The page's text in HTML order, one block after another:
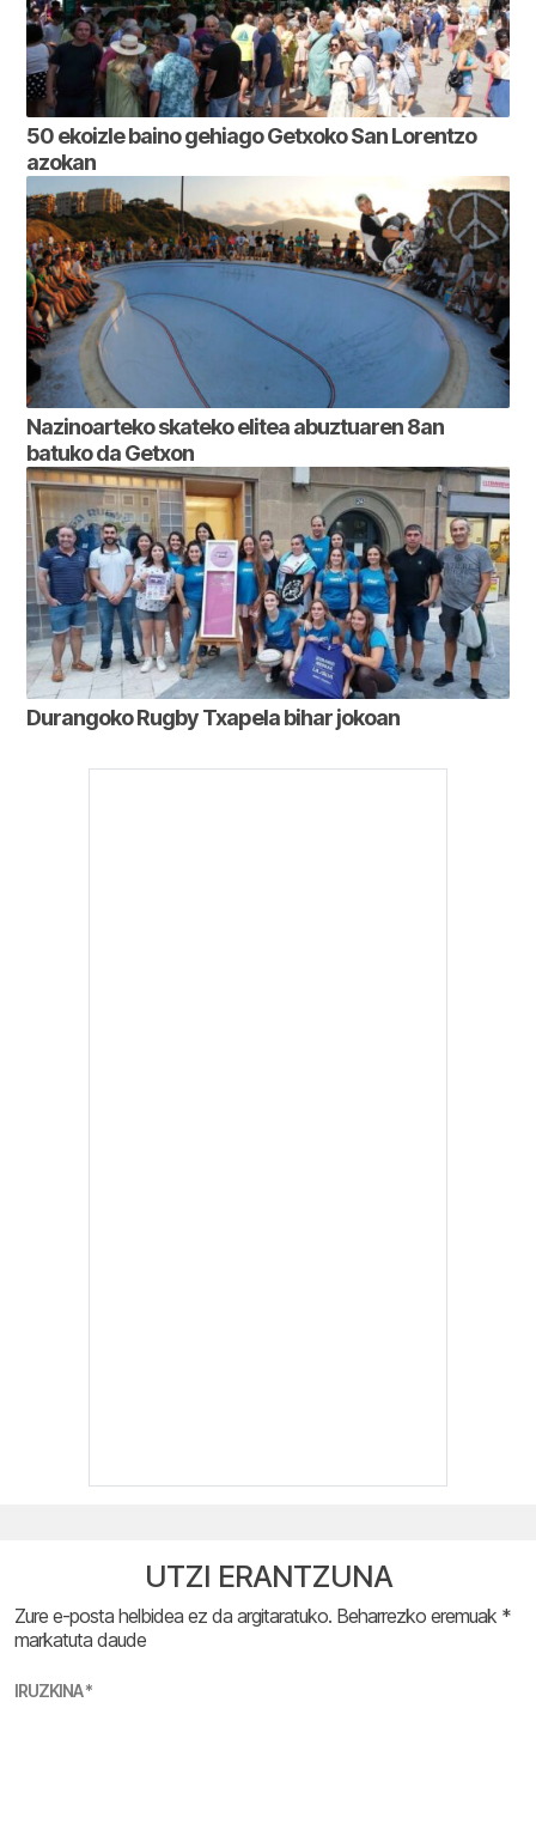
50 ekoizle baino gehiago Getxoko San Lorentzo
azokan
Nazinoarteko skateko elitea abuztuaren 8an
batuko da Getxon
Durangoko Rugby Txapela bihar jokoan
UTZI ERANTZUNA
Zure e-posta helbidea ez da argitaratuko. Beharrezko eremuak *
markatuta daude
IRUZKINA*